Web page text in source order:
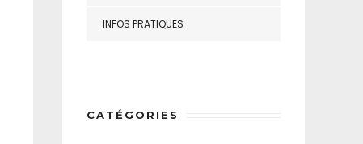
INFOS PRATIQUES
CATÉGORIES